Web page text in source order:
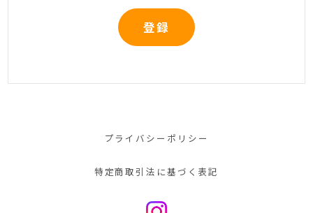
登録
プライバシーポリシー
特定商取引法に基づく表記